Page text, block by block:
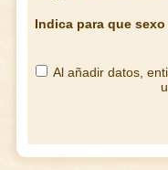
Indica para que
Al añadir datos,